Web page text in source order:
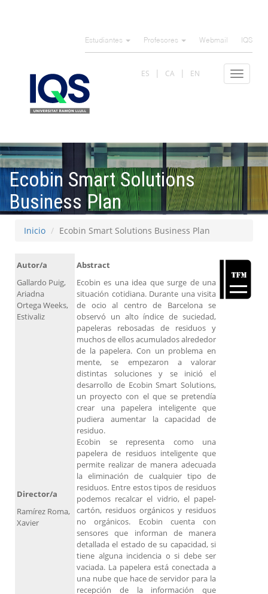
Estudiantes Profesores Webmail IQS
Toggle
ES CA EN
Ecobin Smart Solutions
Business Plan
Inicio Ecobin Smart Solutions Business Plan
Autor/a
Gallardo Puig,
Ariadna
Ortega Weeks,
Estivaliz
Abstract
Ecobin es una idea que surge de una
situación cotidiana. Durante una visita
de ocio al centro de Barcelona se
observó un alto índice de suciedad,
papeleras rebosadas de residuos y
muchos de ellos acumulados alrededor
de la papelera. Con un problema en
mente, se empezaron a valorar
distintas soluciones y se inició el
desarrollo de Ecobin Smart Solutions,
un proyecto con el que se pretendía
crear una papelera inteligente que
pudiera aumentar la capacidad de
residuo.
Ecobin se representa como una
papelera de residuos inteligente que
permite realizar de manera adecuada
la eliminación de cualquier tipo de
residuos. Entre estos tipos de residuos
podemos recalcar el vidrio, el papel-
cartón, residuos orgánicos y residuos
no orgánicos. Ecobin cuenta con
sensores que informan de manera
detallada el estado de su capacidad, si
tiene alguna incidencia o si debe ser
vaciada. La papelera está conectada a
una nube que hace de servidor para la
recepción de la información que
Director/a
Ramírez Roma,
Xavier